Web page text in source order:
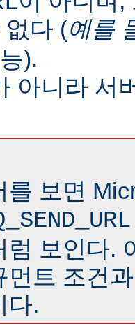
없다 (예를
).
아니라 서
를 보면
럼 보인다.
먼트 조건
다.